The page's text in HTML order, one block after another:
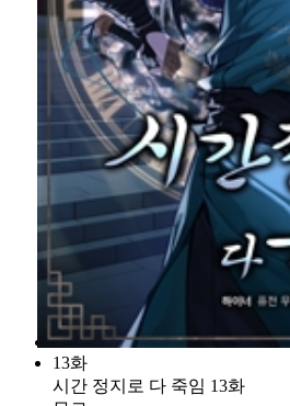
13화
시간 정지로 다 죽임 13화